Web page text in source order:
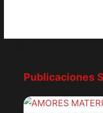
Publicaciones